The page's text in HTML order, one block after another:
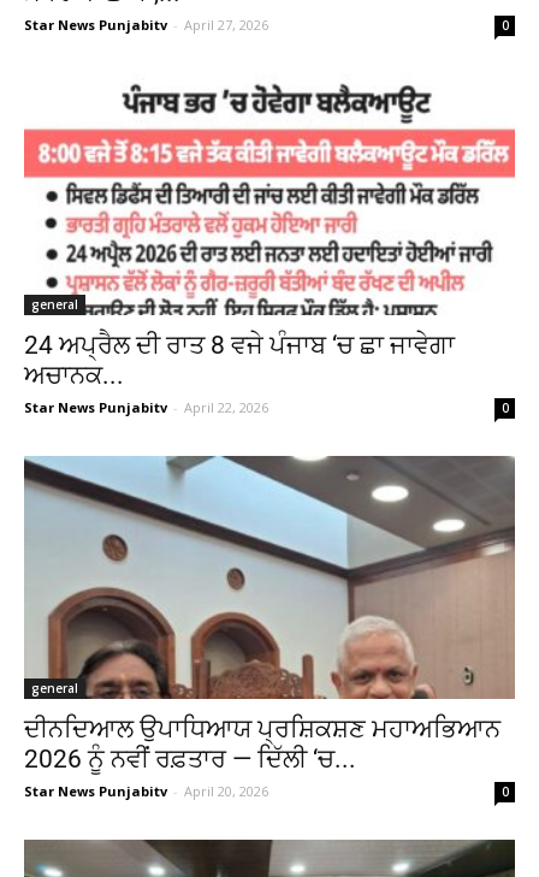
Star News Punjabitv - April 27, 2026 0
general
24 ਅਪ੍ਰੈਲ ਦੀ ਰਾਤ 8 ਵਜੇ ਪੰਜਾਬ ‘ਚ ਛਾ ਜਾਵੇਗਾ
ਅਚਾਨਕ...
Star News Punjabitv - April 22, 2026 0
general
ਦੀਨਦਿਆਲ ਉਪਾਧਿਆਯ ਪ੍ਰਸ਼ਿਕਸ਼ਣ ਮਹਾਅਭਿਆਨ
2026 ਨੂੰ ਨਵੀਂ ਰਫ਼ਤਾਰ — ਦਿੱਲੀ ‘ਚ...
Star News Punjabitv - April 20, 2026 0